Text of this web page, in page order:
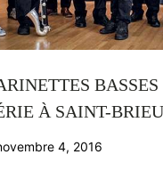
BASSES
À SAINT-
4, 2016